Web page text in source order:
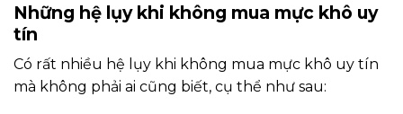
Những hệ lụy khi không mua mực khô uy
tín
Có rất nhiều hệ lụy khi không mua mực khô uy tín
mà không phải ai cũng biết, cụ thể như sau: